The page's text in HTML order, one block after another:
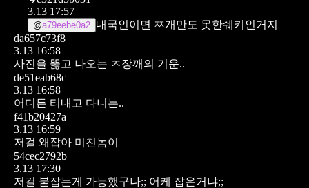
3.13 17:57
@a79eebe0a2 내국인이면 ㅉ개만도 못한쉐키인거지
da657c73f8
3.13 16:58
사진을 뚫고 나오는 ㅈ장깨의 기운..
de51eab68c
3.13 16:58
어디든 티내고 다니는..
f41b20427a
3.13 16:59
저걸 왜잡아 미친놈이
54cec2792b
3.13 17:30
저걸 붙잡는게 가능했구나;; 어케 잡은거냐;;